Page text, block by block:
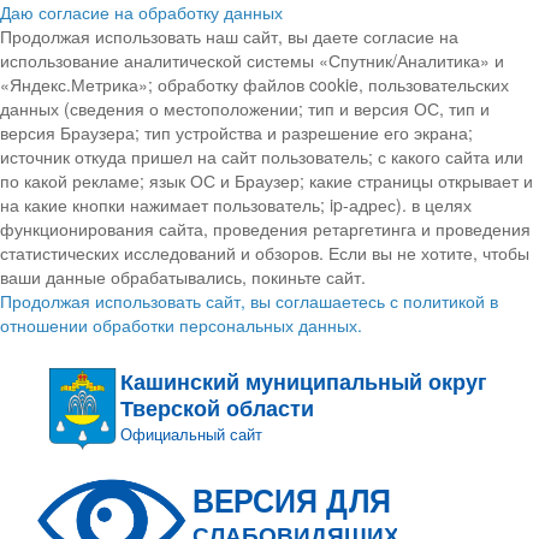
Даю согласие на обработку данных
Продолжая использовать наш сайт, вы даете согласие на
использование аналитической системы «Спутник/Аналитика» и
«Яндекс.Метрика»; обработку файлов cookie, пользовательских
данных (сведения о местоположении; тип и версия ОС, тип и
версия Браузера; тип устройства и разрешение его экрана;
источник откуда пришел на сайт пользователь; с какого сайта или
по какой рекламе; язык ОС и Браузер; какие страницы открывает и
на какие кнопки нажимает пользователь; ip-адрес). в целях
функционирования сайта, проведения ретаргетинга и проведения
статистических исследований и обзоров. Если вы не хотите, чтобы
ваши данные обрабатывались, покиньте сайт.
Продолжая использовать сайт, вы соглашаетесь с политикой в
отношении обработки персональных данных.